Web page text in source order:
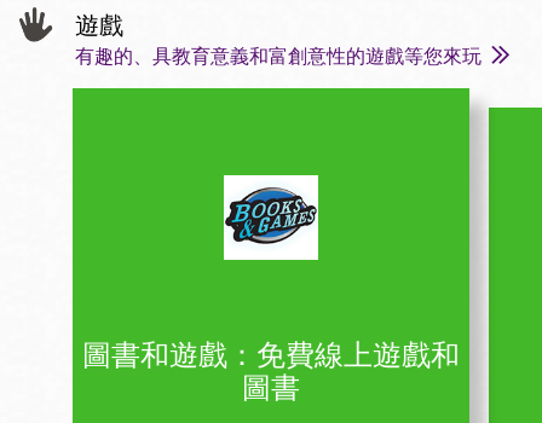
遊戲
有趣的、具教育意義和富創意性的遊戲等您來玩
圖書和遊戲：免費線上遊戲和
圖書